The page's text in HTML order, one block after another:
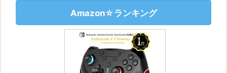
Amazon☆ランキング